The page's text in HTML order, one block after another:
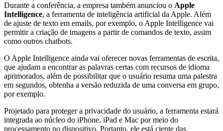
Durante a conferência, a empresa também anunciou o Apple
Intelligence, a ferramenta de inteligência artificial da Apple. Além
de ajuste de texto em emails, por exemplo, o Apple Intelligence vai
permitir a criação de imagens a partir de comandos de texto, assim
como outros chatbots.
O Apple Intelligence ainda vai oferecer novas ferramentas de escrita,
que ajudam a encontrar as palavras certas com recursos de idioma
aprimorados, além de possibilitar que o usuário resuma uma palestra
em segundos, obtenha a versão reduzida de uma conversa em grupo,
por exemplo.
Projetado para proteger a privacidade do usuário, a ferramenta estará
integrada ao núcleo do iPhone, iPad e Mac por meio do
processamento no dispositivo. Portanto, ele está ciente das